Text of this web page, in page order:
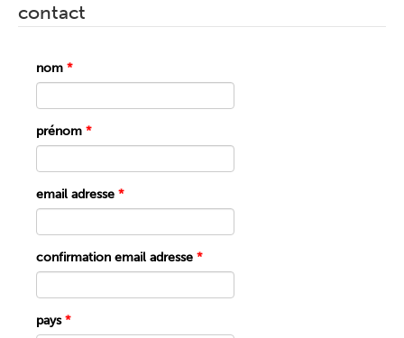
contact
nom *
prénom *
email adresse *
confirmation email adresse *
pays*